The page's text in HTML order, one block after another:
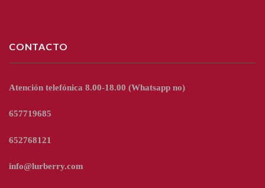
CONTACTO
Atención telefónica 8.00-18.00 (Whatsapp no)
657719685
652768121
info@lurberry.com